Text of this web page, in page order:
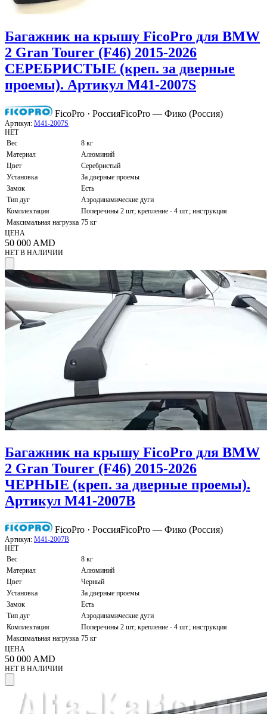
Багажник на крышу FicoPro для BMW
2 Gran Tourer (F46) 2015-2026
СЕРЕБРИСТЫЕ (креп. за дверные
проемы). Артикул M41-2007S
FicoPro · РоссияFicoPro — Фико (Россия)
Артикул: M41-2007S
НЕТ
Вес
8 кг
Материал
Алюминий
Цвет
Серебристый
Установка
За дверные проемы
Замок
Есть
Тип дуг
Аэродинамические дуги
Комплектация
Поперечины 2 шт; крепление - 4 шт.; инструкция
Максимальная нагрузка 75 кг
ЦЕНА
50 000 AMD
НЕТ В НАЛИЧИИ
Багажник на крышу FicoPro для BMW
2 Gran Tourer (F46) 2015-2026
ЧЕРНЫЕ (креп. за дверные проемы).
Артикул M41-2007B
FicoPro · РоссияFicoPro — Фико (Россия)
Артикул: M41-2007B
НЕТ
Вес
8 кг
Материал
Алюминий
Цвет
Черный
Установка
За дверные проемы
Замок
Есть
Тип дуг
Аэродинамические дуги
Комплектация
Поперечины 2 шт; крепление - 4 шт.; инструкция
Максимальная нагрузка 75 кг
ЦЕНА
50 000 AMD
НЕТ В НАЛИЧИИ